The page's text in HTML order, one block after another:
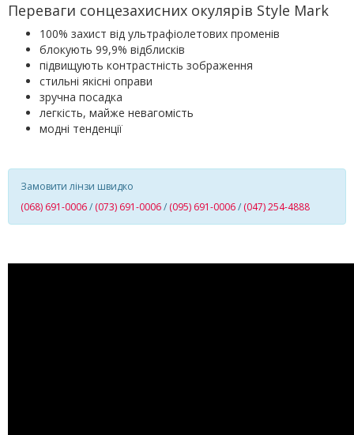
Переваги сонцезахисних окулярів Style Mark
100% захист від ультрафіолетових променів
блокують 99,9% відблисків
підвищують контрастність зображення
стильні якісні оправи
зручна посадка
легкість, майже невагомість
модні тенденції
Замовити лінзи швидко
(068) 691-0006/ (073) 691-0006/ (095) 691-0006/ (047) 254-4888